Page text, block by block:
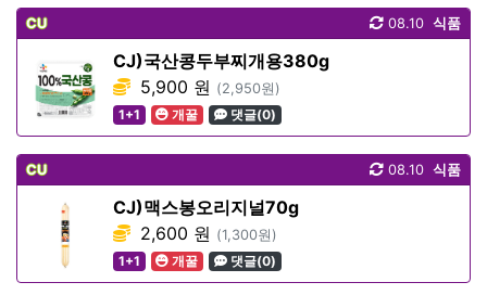
CU 식품
08.10
CJ)국산콩두부찌개용380g
5,900 원 (2,950원)
1+1
개꿀 댓글(0)
CU 식품
08.10
CJ)맥스봉오리지널70g
2,600 원 (1,300원)
1+1
개꿀 댓글(0)